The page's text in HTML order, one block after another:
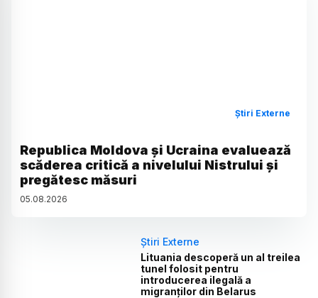
Știri Externe
Republica Moldova și Ucraina evaluează
scăderea critică a nivelului Nistrului și
pregătesc măsuri
05.08.2026
Știri Externe
Lituania descoperă un al treilea
tunel folosit pentru
introducerea ilegală a
migranților din Belarus